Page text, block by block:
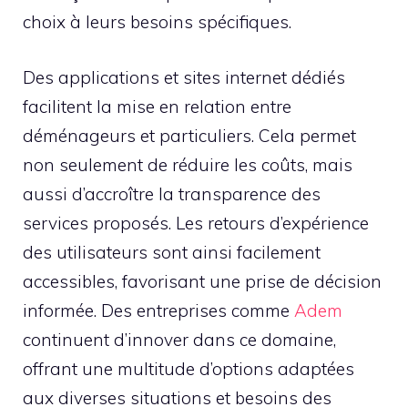
choix à leurs besoins spécifiques.
Des applications et sites internet dédiés
facilitent la mise en relation entre
déménageurs et particuliers. Cela permet
non seulement de réduire les coûts, mais
aussi d’accroître la transparence des
services proposés. Les retours d’expérience
des utilisateurs sont ainsi facilement
accessibles, favorisant une prise de décision
informée. Des entreprises comme Adem
continuent d’innover dans ce domaine,
offrant une multitude d’options adaptées
aux diverses situations et besoins des